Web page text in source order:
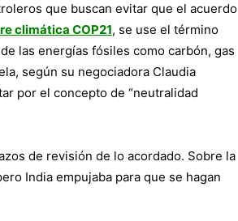
que buscan evitar que el acuerdo
climática COP21, se use el término
las energías fósiles como carbón, gas
según su negociadora Claudia
por el concepto de “neutralidad
de revisión de lo acordado. Sobre la
India empujaba para que se hagan